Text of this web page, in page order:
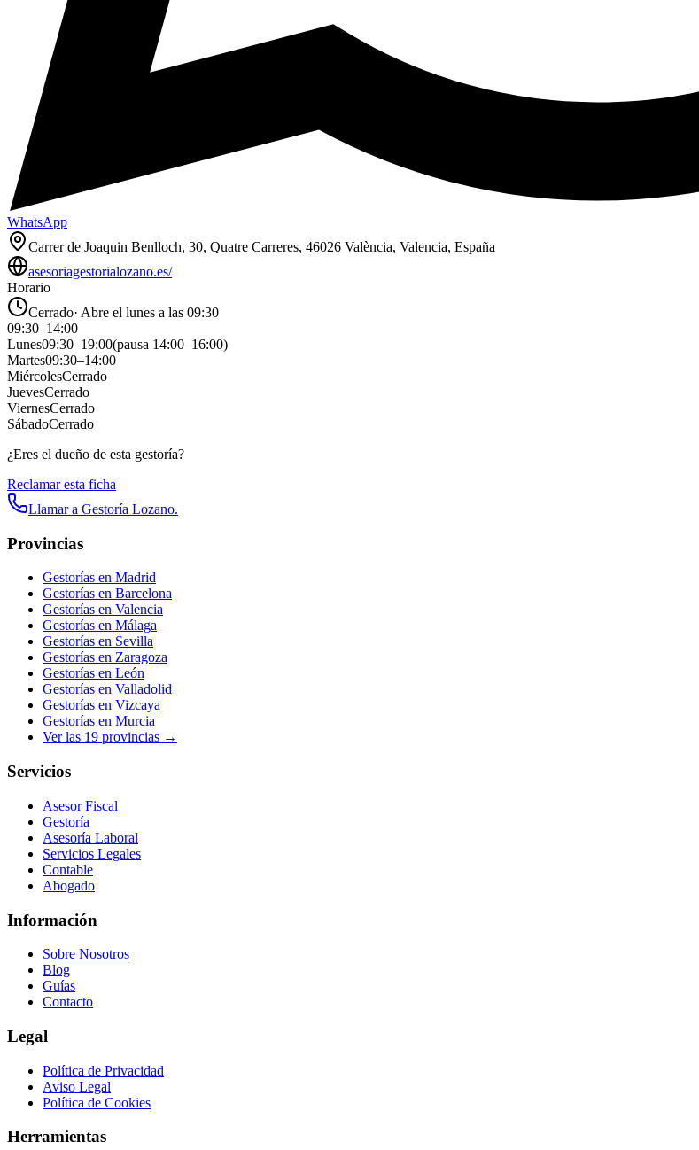
WhatsApp
Carrer de Joaquin Benlloch, 30, Quatre Carreres, 46026 València, Valencia, España
asesoriagestorialozano.es/
Horario
Cerrado· Abre el lunes a las 09:30
09:30–14:00
Lunes09:30–19:00(pausa 14:00–16:00)
Martes09:30–14:00
MiércolesCerrado
JuevesCerrado
ViernesCerrado
SábadoCerrado
¿Eres el dueño de esta gestoría?
Reclamar esta ficha
Llamar a Gestoría Lozano.
Provincias
Gestorías en Madrid
Gestorías en Barcelona
Gestorías en Valencia
Gestorías en Málaga
Gestorías en Sevilla
Gestorías en Zaragoza
Gestorías en León
Gestorías en Valladolid
Gestorías en Vizcaya
Gestorías en Murcia
Ver las 19 provincias →
Servicios
Asesor Fiscal
Gestoría
Asesoría Laboral
Servicios Legales
Contable
Abogado
Información
Sobre Nosotros
Blog
Guías
Contacto
Legal
Política de Privacidad
Aviso Legal
Política de Cookies
Herramientas